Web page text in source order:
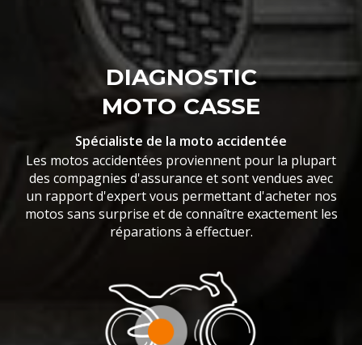
DIAGNOSTIC
MOTO CASSE
Spécialiste de la moto accidentée
Les motos accidentées proviennent pour la plupart
des compagnies d'assurance et sont vendues avec
un rapport d'expert vous permettant d'acheter nos
motos sans surprise et de connaître exactement les
réparations à effectuer.